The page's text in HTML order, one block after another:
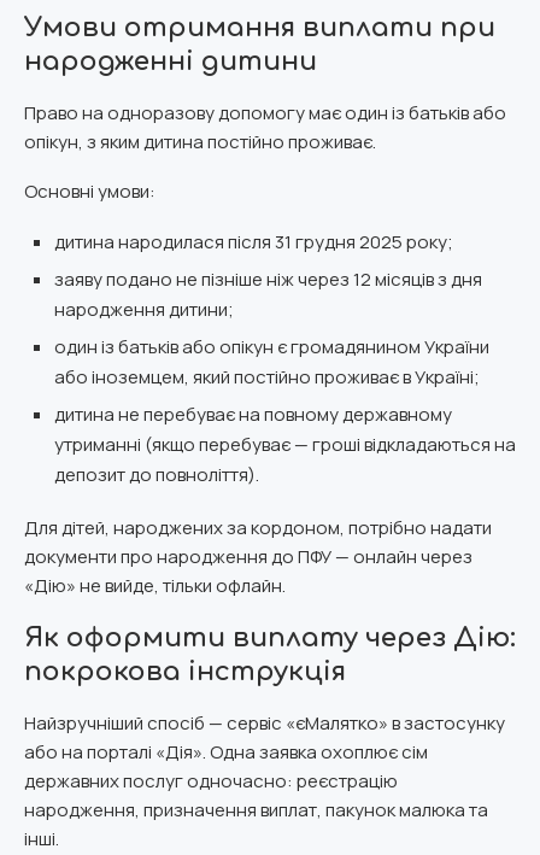
Умови отримання виплати при
народженні дитини
Право на одноразову допомогу має один із батьків або
опікун, з яким дитина постійно проживає.
Основні умови:
дитина народилася після 31 грудня 2025 року;
заяву подано не пізніше ніж через 12 місяців з дня
народження дитини;
один із батьків або опікун є громадянином України
або іноземцем, який постійно проживає в Україні;
дитина не перебуває на повному державному
утриманні (якщо перебуває — гроші відкладаються на
депозит до повноліття).
Для дітей, народжених за кордоном, потрібно надати
документи про народження до ПФУ — онлайн через
«Дію» не вийде, тільки офлайн.
Як оформити виплату через Дію:
покрокова інструкція
Найзручніший спосіб — сервіс «єМалятко» в застосунку
або на порталі «Дія». Одна заявка охоплює сім
державних послуг одночасно: реєстрацію
народження, призначення виплат, пакунок малюка та
інші.